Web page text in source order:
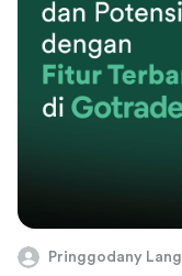
Pringgodany